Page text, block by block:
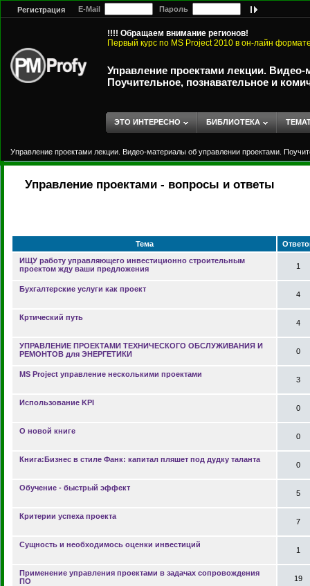
Регистрация E-Mail Пароль
!!!! Обращаем внимание регионов!
Первый курс по MS Project 2010 в он-лайн
Управление проектами лекции.
Поучительное, познавательное и
ЭТО ИНТЕРЕСНО БИБЛИОТЕКА
Управление проектами лекции. Видео-материалы об управлении проектами.
Управление проектами - вопросы и ответы
Тема
ИЩУ работу управляющего инвестиционно строительным
проектом жду ваши предложения
1
Бухгалтерские услуги как проект
4
Кртический путь
4
УПРАВЛЕНИЕ ПРОЕКТАМИ ТЕХНИЧЕСКОГО ОБСЛУЖИВАНИЯ И
РЕМОНТОВ для ЭНЕРГЕТИКИ
0
MS Project управление несколькими проектами
3
Использование KPI
0
О новой книге
0
Книга:Бизнес в стиле Фанк: капитал пляшет под дудку таланта
0
Обучение - быстрый эффект
5
Критерии успеха проекта
7
Сущность и необходимось оценки инвестиций
1
Применение управления проектами в задачах сопровождения
ПО
19